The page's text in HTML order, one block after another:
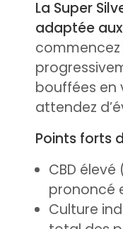
La Super
adaptée
bouffées en
attendez
Points forts
CBD
prononcé
Culture